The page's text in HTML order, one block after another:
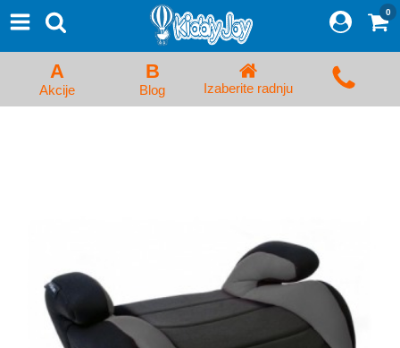
Proizvodi
Početna Prijava/Registracija
Kolica za bebe i dečija kolica
Hranilice, flašice i cucle
Monitori, Ogradice i tricikli
0
A
Akcije
B
Blog Izaberite radnju